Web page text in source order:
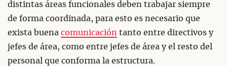
distintas áreas funcionales deben trabajar siempre
de forma coordinada, para esto es necesario que
exista buena comunicación tanto entre directivos y
jefes de área, como entre jefes de área y el resto del
personal que conforma la estructura.